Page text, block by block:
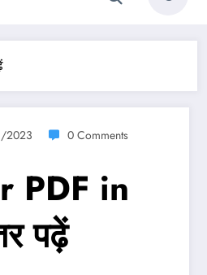
2023 0 Comments
PDF in
पढ़ें